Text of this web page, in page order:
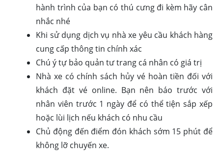
hành trình của bạn có thú cưng đi kèm hãy cân
nhắc nhé
Khi sử dụng dịch vụ nhà xe yêu cầu khách hàng
cung cấp thông tin chính xác
Chú ý tự bảo quản tư trang cá nhân có giá trị
Nhà xe có chính sách hủy vé hoàn tiền đối với
khách đặt vé online. Bạn nên báo trước với
nhân viên trước 1 ngày để có thể tiện sắp xếp
hoặc lùi lịch nếu khách có nhu cầu
Chủ động đến điểm đón khách sớm 15 phút để
không lỡ chuyến xe.